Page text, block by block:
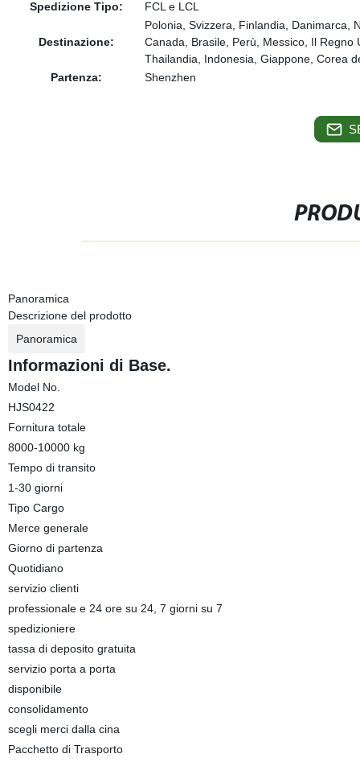
Spedizione Tipo: FCL e LCL
Destinazione:
Polonia, Svizzera, Finlandia, Danimarca,
Canada, Brasile, Perù, Messico, Il
Thailandia, Indonesia, Giappone, Corea
Partenza:
Shenzhen
Panoramica
Descrizione del prodotto
Panoramica
Informazioni di Base.
Model No.
HJS0422
Fornitura totale
8000-10000 kg
Tempo di transito
1-30 giorni
Tipo Cargo
Merce generale
Giorno di partenza
Quotidiano
servizio clienti
professionale e 24 ore su 24, 7 giorni su 7
spedizioniere
tassa di deposito gratuita
servizio porta a porta
disponibile
consolidamento
scegli merci dalla cina
Pacchetto di Trasporto